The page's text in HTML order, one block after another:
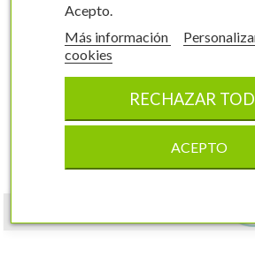
Etiquetas de Rosal
Naranja - Perfumado
0185FMEA0
6.2 x 10 cm
100 unidades
7,32 €
Acepto.
Más información
cookies
RECHAZAR
ACEPTO